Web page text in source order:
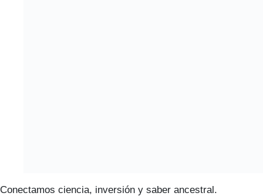
Conectamos ciencia, inversión y saber ancestral.